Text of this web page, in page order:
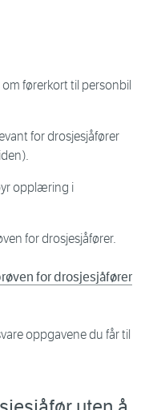
førerkort til personbil
for drosjesjåfører
opplæring i
for drosjesjåfører.
for drosjesjåfører
oppgavene du får til